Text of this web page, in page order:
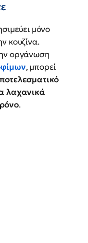
μόνο
κουζίνα.
οργάνωση
, μπορεί
λαχανικά
.